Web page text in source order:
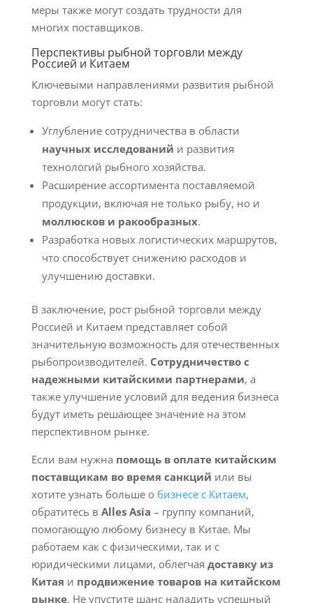
меры также могут создать трудности для
многих поставщиков.
Перспективы рыбной торговли между
Россией и Китаем
Ключевыми направлениями развития рыбной
торговли могут стать:
Углубление сотрудничества в области
научных исследований и развития
технологий рыбного хозяйства.
Расширение ассортимента поставляемой
продукции, включая не только рыбу, но и
моллюсков и ракообразных.
Разработка новых логистических маршрутов,
что способствует снижению расходов и
улучшению доставки.
В заключение, рост рыбной торговли между
Россией и Китаем представляет собой
значительную возможность для отечественных
рыбопроизводителей. Сотрудничество с
надежными китайскими партнерами, а
также улучшение условий для ведения бизнеса
будут иметь решающее значение на этом
перспективном рынке.
Если вам нужна помощь в оплате китайским
поставщикам во время санкций или вы
хотите узнать больше о бизнесе с Китаем,
обратитесь в Alles Asia – группу компаний,
помогающую любому бизнесу в Китае. Мы
работаем как с физическими, так и с
юридическими лицами, облегчая доставку из
Китая и продвижение товаров на китайском
рынке. Не упустите шанс наладить успешный